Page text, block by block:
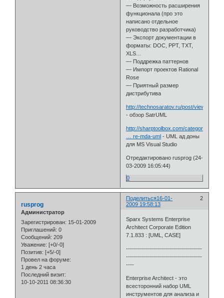
— Возможность расширения
функционала (про это
написано отдельное
руководство разработчика)
— Экспорт документации в
форматы: DOC, PPT, TXT,
XLS…
— Поддрежка паттернов
— Импорт проектов Rational
Rose
— Приятный размер
дистрибутива
http://technosaratov.ru/post/view/73
- обзор SatrUML
http://sharptoolbox.com/categories/
… re-mda-uml - UML ад доны
для MS Visual Studio
Отредактировано rusprog (24-
03-2009 16:05:44)
0
Поделиться 2
16-01-
2009 19:58:13
rusprog
Администратор
Зарегистрирован: 15-01-2009
Приглашений: 0
Сообщений: 209
Уважение: [+0/-0]
Позитив: [+5/-0]
Провел на форуме:
1 день 2 часа
Последний визит:
10-10-2011 08:36:30
Sparx Systems Enterprise
Architect Corporate Edition
7.1.833 : [UML, CASE]
--------------------------------------
--------------------------------------
----
Enterprise Architect - это
всесторонний набор UML
инструментов для анализа и